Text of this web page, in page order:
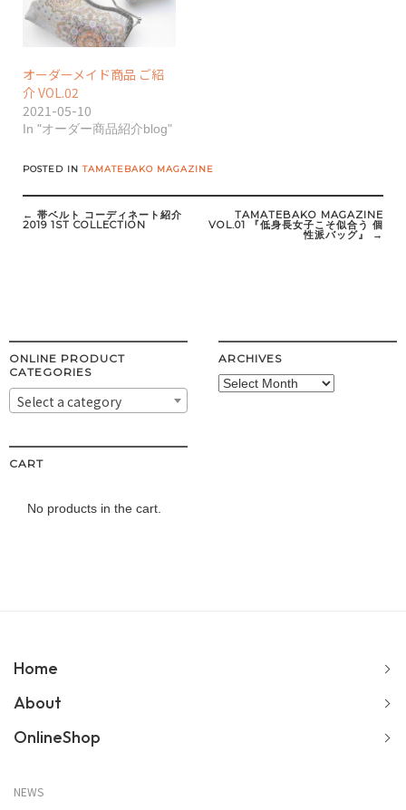
オーダーメイド商品 ご紹
介 VOL.02
2021-05-10
In "オーダー商品紹介blog"
POSTED INTAMATEBAKO MAGAZINE
Post
navigation
← 帯ベルト コーディネート紹介
2019 1ST COLLECTION
TAMATEBAKO MAGAZINE
VOL.01 『低身長女子こそ似合う 個
性派バッグ』 →
ONLINE PRODUCT
CATEGORIES
Select a category
ARCHIVES
Archives
CART
No products in the cart.
Home
About
OnlineShop
NEWS